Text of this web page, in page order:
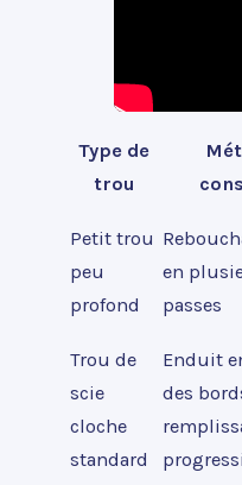
Type de
trou
Petit trou
peu
profond
en
passes
Trou de
scie
cloche
standard
Enduit
des